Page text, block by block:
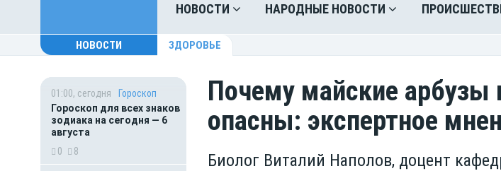
НОВОСТИ НАРОДНЫЕ НОВОСТИ
НОВОСТИ ЗДОРОВЬЕ
01:00, сегодня
Гороскоп
Гороскоп для всех знаков
зодиака на сегодня — 6
августа
0
8
Почему майские арбузы
опасны: экспертное
Биолог Виталий Наполов, доцент